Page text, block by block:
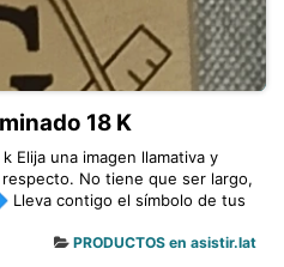
18 K
Elija una imagen llamativa y
No tiene que ser largo,
Lleva contigo el símbolo de tus
PRODUCTOS en asistir.lat